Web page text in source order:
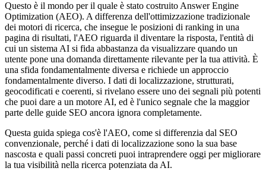
Questo è il mondo per il quale è stato costruito Answer Engine
Optimization (AEO). A differenza dell'ottimizzazione tradizionale
dei motori di ricerca, che insegue le posizioni di ranking in una
pagina di risultati, l'AEO riguarda il diventare la risposta, l'entità di
cui un sistema AI si fida abbastanza da visualizzare quando un
utente pone una domanda direttamente rilevante per la tua attività. È
una sfida fondamentalmente diversa e richiede un approccio
fondamentalmente diverso. I dati di localizzazione, strutturati,
geocodificati e coerenti, si rivelano essere uno dei segnali più potenti
che puoi dare a un motore AI, ed è l'unico segnale che la maggior
parte delle guide SEO ancora ignora completamente.
Questa guida spiega cos'è l'AEO, come si differenzia dal SEO
convenzionale, perché i dati di localizzazione sono la sua base
nascosta e quali passi concreti puoi intraprendere oggi per migliorare
la tua visibilità nella ricerca potenziata da AI.